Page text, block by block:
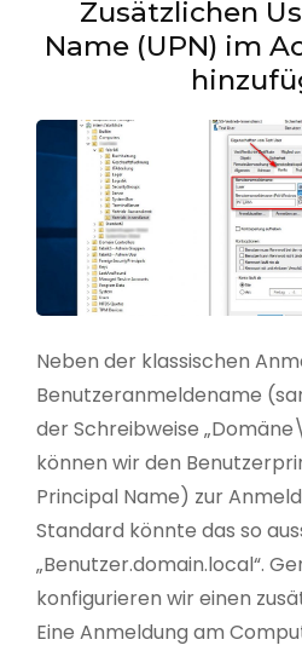
Zusätzlichen
Name (UPN) im
Neben der klassischen
Benutzeranmeldename
der Schreibweise
können wir den
Principal Name) zur
Standard könnte das so
„Benutzer.domain.local“.
konfigurieren wir einen
Eine Anmeldung am